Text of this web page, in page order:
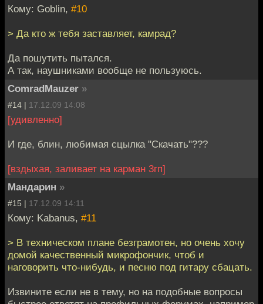
Кому: Goblin, #10
> Да кто ж тебя заставляет, камрад?
Да пошутить пытался.
А так, наушниками вообще не пользуюсь.
ComradMauzer »
#14 | 17.12.09 14:08
[удивленно]
И где, блин, любимая сцылка "Скачать"???
[вздыхая, заливает на карман 3гп]
Мандарин »
#15 | 17.12.09 14:11
Кому: Kabanus, #11
> В техническом плане безграмотен, но очень хочу
домой качественный микрофончик, чтоб и
наговорить что-нибудь, и песню под гитару сбацать.
Извините если не в тему, но на подобные вопросы